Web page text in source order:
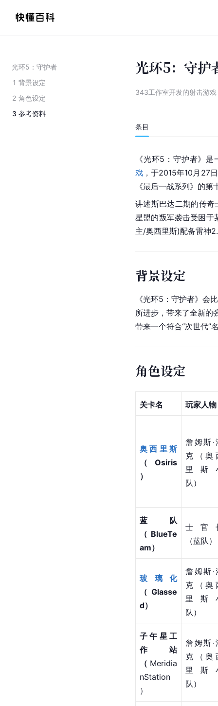
光环5：守护者
1 背景设定
2 角色设定
3 参考资料
光环5：守护
343工作室开发的射击游戏
条目
《光环5：守护者》
戏 ，于2015年10月27
《最后一战系列》的第
讲述斯巴达二期的传
星盟的叛军袭击受困于
主/奥西里斯)配备雷神
背景设定
《光环5：守护者》会
所进步，带来了全新的
带来一个符合“次世代”
角色设定
关卡名 玩家人物
奥西里斯
（Osiris
）
詹姆斯·
克（奥
里斯
队）
蓝队
（BlueTe
am）
士官
（蓝队）
玻璃化
（Glasse
d）
詹姆斯·
克（奥
里斯
队）
子午星工
作站
（ Meridia
nStation
）
詹姆斯·
克（奥
里斯
队）